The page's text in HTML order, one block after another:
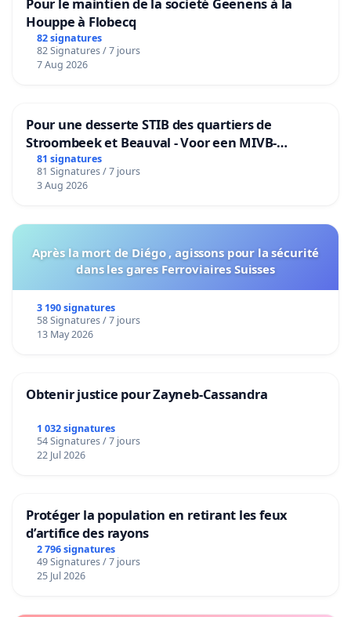
Pour le maintien de la societé Geenens à la
Houppe à Flobecq
82 signatures
82 Signatures / 7 jours
7 Aug 2026
Pour une desserte STIB des quartiers de
Stroombeek et Beauval - Voor een MIVB-
bediening van de wijken Strombeek en Het
Voor
81 signatures
81 Signatures / 7 jours
3 Aug 2026
Après la mort de Diégo , agissons pour la sécurité
dans les gares Ferroviaires Suisses
3 190 signatures
58 Signatures / 7 jours
13 May 2026
Obtenir justice pour Zayneb-Cassandra
1 032 signatures
54 Signatures / 7 jours
22 Jul 2026
Protéger la population en retirant les feux
d’artifice des rayons
2 796 signatures
49 Signatures / 7 jours
25 Jul 2026